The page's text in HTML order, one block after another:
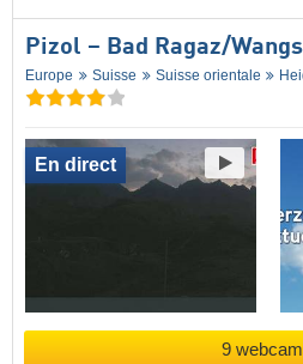
Pizol – Bad Ragaz/​Wangs
Europe Suisse Suisse orientale
En direct
9